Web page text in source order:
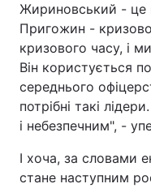
Жириновський - це
Пригожин -
кризового часу, і
Він користується
середнього
потрібні такі
і небезпечним", -
І хоча, за словами
стане наступним